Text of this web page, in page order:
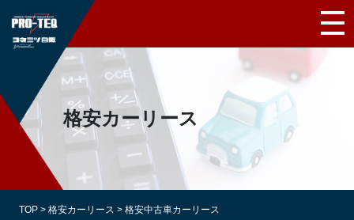
格安カーリース
TOP > 格安カーリース > 格安中古車カーリース